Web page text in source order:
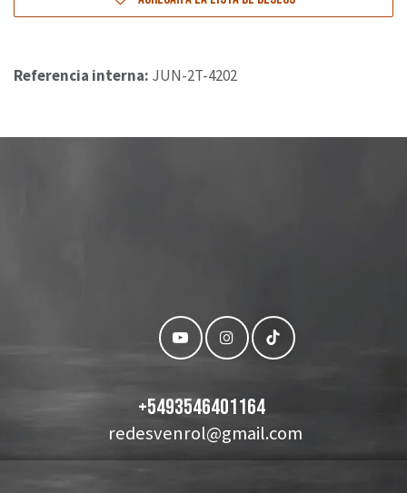
Referencia interna: JUN-2T-4202
+5493546401164
redesvenrol@gmail.com